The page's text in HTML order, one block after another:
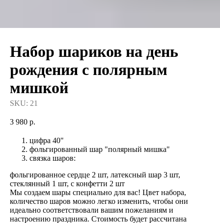
Набор шариков на день
рождения с полярным
мишкой
SKU: 21
3 980 р.
цифра 40"
фольгированный шар "полярный мишка"
связка шаров:
фольгированное сердце 2 шт, латексный шар 3 шт,
стеклянный 1 шт, с конфетти 2 шт
Мы создаем шары специально для вас! Цвет набора,
количество шаров можно легко изменить, чтобы они
идеально соответствовали вашим пожеланиям и
настроению праздника. Стоимость будет рассчитана